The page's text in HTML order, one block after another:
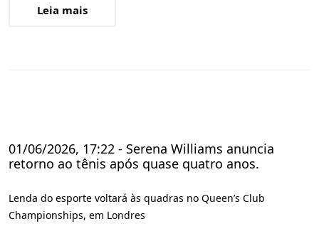
Leia mais
01/06/2026, 17:22 - Serena Williams anuncia
retorno ao tênis após quase quatro anos.
Lenda do esporte voltará às quadras no Queen’s Club
Championships, em Londres